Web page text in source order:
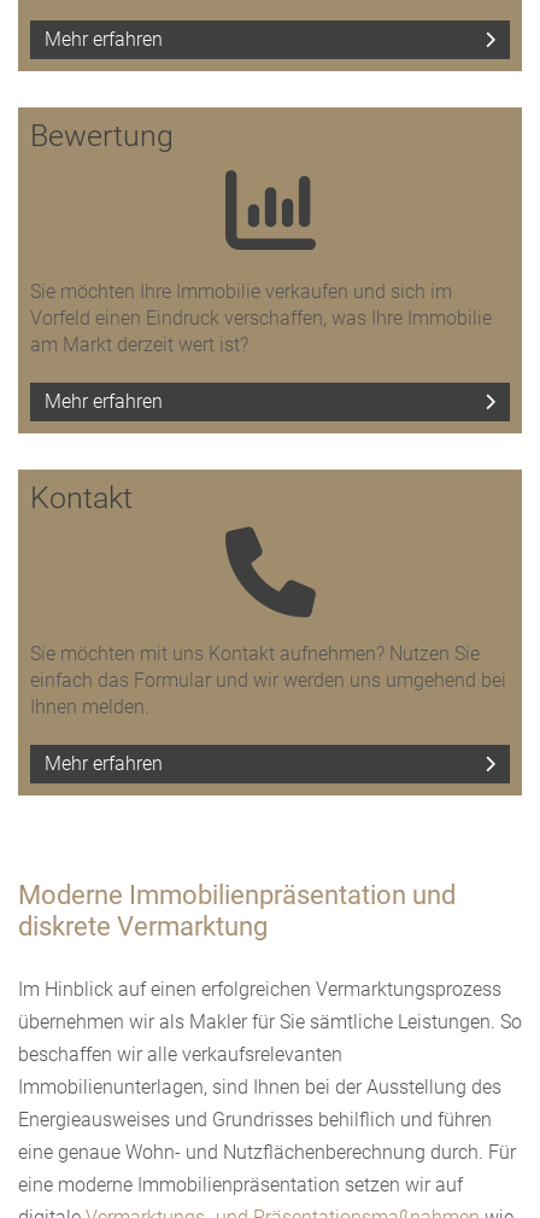
Mehr erfahren
Bewertung
Sie möchten Ihre Immobilie verkaufen und sich im
Vorfeld einen Eindruck verschaffen, was Ihre Immobilie
am Markt derzeit wert ist?
Mehr erfahren
Kontakt
Sie möchten mit uns Kontakt aufnehmen? Nutzen Sie
einfach das Formular und wir werden uns umgehend bei
Ihnen melden.
Mehr erfahren
Moderne Immobilienpräsentation und
diskrete Vermarktung
Im Hinblick auf einen erfolgreichen Vermarktungsprozess
übernehmen wir als Makler für Sie sämtliche Leistungen. So
beschaffen wir alle verkaufsrelevanten
Immobilienunterlagen, sind Ihnen bei der Ausstellung des
Energieausweises und Grundrisses behilflich und führen
eine genaue Wohn- und Nutzflächenberechnung durch. Für
eine moderne Immobilienpräsentation setzen wir auf